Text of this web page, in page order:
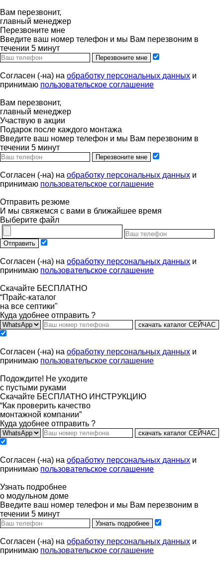
Вам перезвонит,
главный менеджер
Перезвоните мне
Введите ваш номер телефон и мы Вам перезвоним в
течении 5 минут
Перезвоните мне
Согласен (-на) на обработку персональных данных и
принимаю пользовательское соглашение
Вам перезвонит,
главный менеджер
Участвую в акции
Подарок после каждого монтажа
Введите ваш номер телефон и мы Вам перезвоним в
течении 5 минут
Перезвоните мне
Согласен (-на) на обработку персональных данных и
принимаю пользовательское соглашение
Отправить резюме
И мы свяжемся с вами в ближайшее время
Выберите файл
Отправить
Согласен (-на) на обработку персональных данных и
принимаю пользовательское соглашение
Скачайте БЕСПЛАТНО
“Прайс-каталог
на все септики"
Куда удобнее отправить ?
скачать каталог СЕЙЧАС
Согласен (-на) на обработку персональных данных и
принимаю пользовательское соглашение
Подождите! Не уходите
с пустыми руками
Скачайте БЕСПЛАТНО ИНСТРУКЦИЮ
“Как проверить качество
монтажной компании”
Куда удобнее отправить ?
скачать каталог СЕЙЧАС
Согласен (-на) на обработку персональных данных и
принимаю пользовательское соглашение
Узнать подробнее
о модульном доме
Введите ваш номер телефон и мы Вам перезвоним в
течении 5 минут
Узнать подробнее
Согласен (-на) на обработку персональных данных и
принимаю пользовательское соглашение